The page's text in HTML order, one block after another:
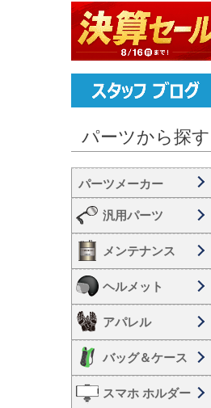
パーツから探す
汎用パーツ
メンテナンス
ヘルメット
アパレル
バッグ＆ケース
スマホ ホルダー